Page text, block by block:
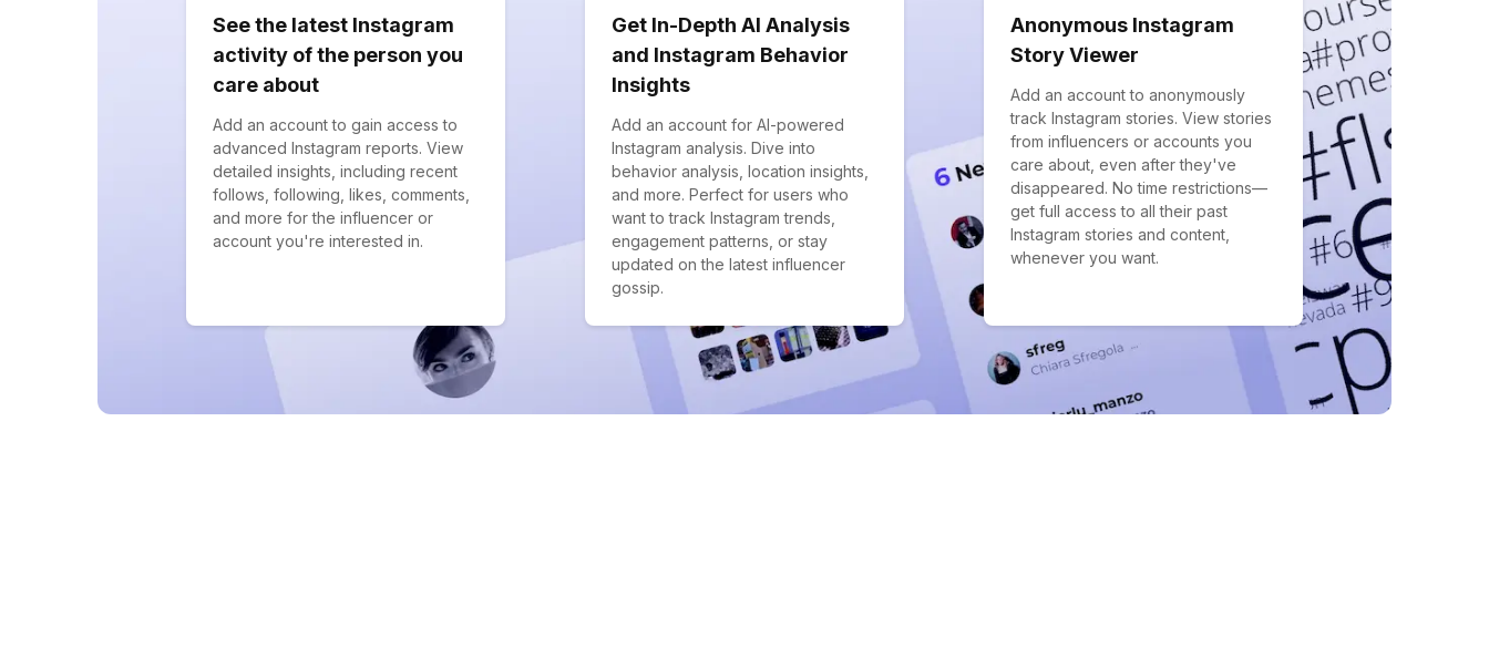
See the latest Instagram
activity of the person you
care about
Add an account to gain access to
advanced Instagram reports. View
detailed insights, including recent
follows, following, likes, comments,
and more for the influencer or
account you're interested in.
Get In-Depth AI Analysis
and Instagram Behavior
Insights
Add an account for AI-powered
Instagram analysis. Dive into
behavior analysis, location insights,
and more. Perfect for users who
want to track Instagram trends,
engagement patterns, or stay
updated on the latest influencer
gossip.
Anonymous Instagram
Story Viewer
Add an account to anonymously
track Instagram stories. View stories
from influencers or accounts you
care about, even after they've
disappeared. No time restrictions—
get full access to all their past
Instagram stories and content,
whenever you want.